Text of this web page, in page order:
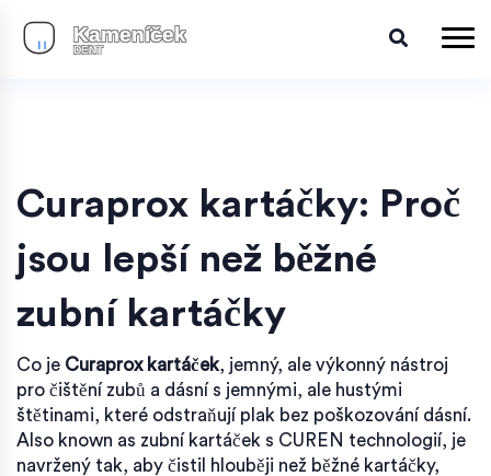
Curaprox kartáčky: Proč
jsou lepší než běžné
zubní kartáčky
Co je Curaprox kartáček, jemný, ale výkonný nástroj
pro čištění zubů a dásní s jemnými, ale hustými
štětinami, které odstraňují plak bez poškozování dásní.
Also known as zubní kartáček s CUREN technologií, je
navržený tak, aby čistil hlouběji než běžné kartáčky,